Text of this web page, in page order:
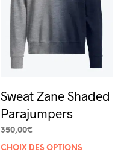
Sweat Zane Shaded
Parajumpers
350,00€
CHOIX DES OPTIONSCe